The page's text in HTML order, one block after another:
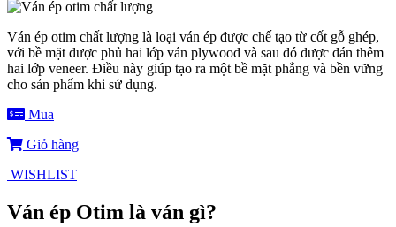
Ván ép otim chất lượng là loại ván ép được chế tạo từ cốt gỗ ghép,
với bề mặt được phủ hai lớp ván plywood và sau đó được dán thêm
hai lớp veneer. Điều này giúp tạo ra một bề mặt phẳng và bền vững
cho sản phẩm khi sử dụng.
Mua
Giỏ hàng
WISHLIST
Ván ép Otim là ván gì?